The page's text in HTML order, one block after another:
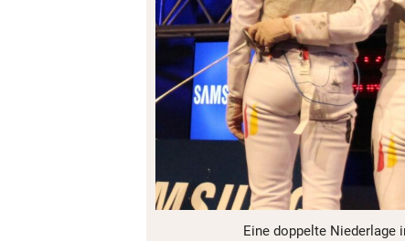
Eine doppelte Niederlage